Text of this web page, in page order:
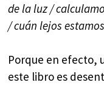
de la luz /
/ cuán lejos
Porque en efecto,
este libro es